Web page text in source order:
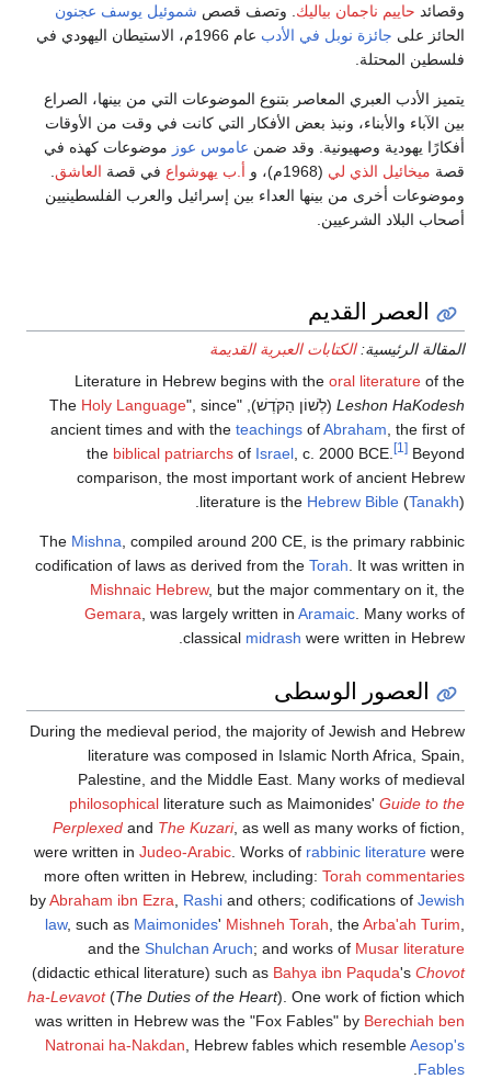
وقصائد حاييم ناجمان بياليك . وتصف قصص شموئيل يوسف عجنون
الحائز على جائزة نوبل في الأدب
عام 1966م، الاستيطان اليهودي في
فلسطين المحتلة.
يتميز الأدب العبري المعاصر بتنوع الموضوعات التي من بينها، الصراع
بين الآباء والأبناء، ونبذ بعض الأفكار التي كانت في وقت من الأوقات
أفكارًا يهودية وصهيونية. وقد ضمن عاموس عوز موضوعات كهذه في
قصة ميخائيل الذي لي (1968م)، و أ.ب يهوشواع في قصة العاشق
وموضوعات أخرى من بينها العداء بين إسرائيل والعرب الفلسطينيين
أصحاب البلاد الشرعيين.
العصر القديم
المقالة الرئيسية:الكتابات العبرية القديمة
Literature in Hebrew begins with the oral literature of the
Leshon HaKodesh
(לְשׁוֹן הַקֹּדֶשׁ), "The
Holy Language", since
ancient times and with the teachings ofAbraham, the first of
the biblical patriarchs of Israel, c. 2000 BCE. [1] Beyond
comparison, the most important work of ancient Hebrew
literature is the Hebrew Bible (Tanakh).
The Mishna, compiled around 200 CE, is the primary rabbinic
codification of laws as derived from the Torah. It was written in
Mishnaic Hebrew, but the major commentary on it, the
Gemara, was largely written in Aramaic. Many works of
classical midrash were written in Hebrew.
العصور الوسطى
During the medieval period, the majority of Jewish and Hebrew
literature was composed in Islamic North Africa, Spain,
Palestine, and the Middle East. Many works of medieval
philosophical literature such as Maimonides' Guide to the
Perplexed and The Kuzari, as well as many works of fiction,
were written in Judeo-Arabic . Works of rabbinic literature were
more often written in Hebrew, including: Torah commentaries
byAbraham ibn Ezra Rashi and others; codifications of Jewish
law, such as Maimonides' Mishneh Torah , theArba'ah Turim
and the Shulchan Aruch; and works of Musar literature
(didactic ethical literature) such as Bahya ibn Paquda's Chovot
ha-Levavot(The Duties of the Heart). One work of fiction which
was written in Hebrew was the "Fox Fables" by Berechiah ben
Natronai ha-Nakdan , Hebrew fables which resembleAesop's
Fables